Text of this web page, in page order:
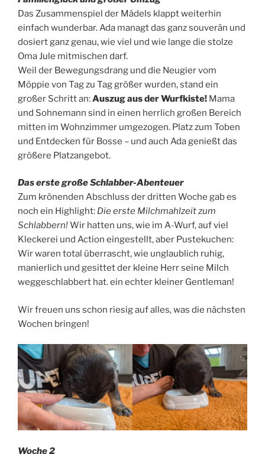
Das Zusammenspiel der Mädels klappt weiterhin
einfach wunderbar. Ada managt das ganz souverän und
dosiert ganz genau, wie viel und wie lange die stolze
Oma Jule mitmischen darf.
Weil der Bewegungsdrang und die Neugier vom
Möppie von Tag zu Tag größer wurden, stand ein
großer Schritt an:Auszug aus der Wurfkiste! Mama
und Sohnemann sind in einen herrlich großen Bereich
mitten im Wohnzimmer umgezogen. Platz zum Toben
und Entdecken für Bosse – und auch Ada genießt das
größere Platzangebot.
Das erste große Schlabber-Abenteuer
Zum krönenden Abschluss der dritten Woche gab es
noch ein Highlight: Die erste Milchmahlzeit zum
Schlabbern!Wir hatten uns, wie im A-Wurf, auf viel
Kleckerei und Action eingestellt, aber Pustekuchen:
Wir waren total überrascht, wie unglaublich ruhig,
manierlich und gesittet der kleine Herr seine Milch
weggeschlabbert hat. ein echter kleiner Gentleman!
Wir freuen uns schon riesig auf alles, was die nächsten
Wochen bringen!
Woche 2